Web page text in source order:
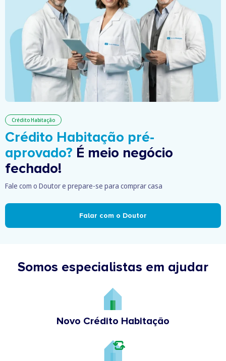
Crédito Habitação
Crédito Habitação pré-
aprovado? É meio negócio
fechado!
Fale com o Doutor e prepare-se para comprar casa
Falar com o Doutor
Somos especialistas em ajudar
Novo Crédito Habitação